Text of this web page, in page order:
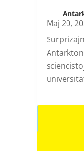
Maj 20,